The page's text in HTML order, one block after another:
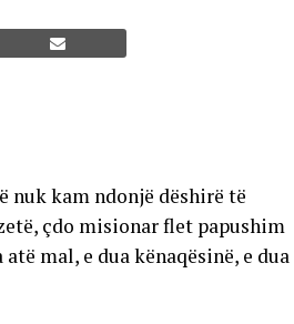
nuk kam ndonjë dëshirë të
çdo misionar flet papushim
mal, e dua kënaqësinë, e dua